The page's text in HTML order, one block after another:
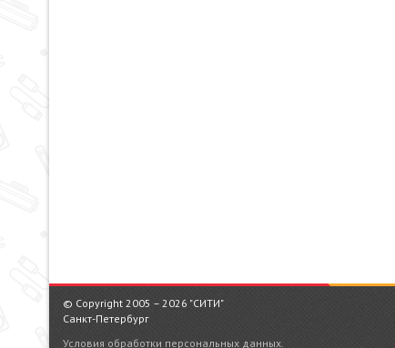
© Copyright 2005 – 2026 "СИТИ"
Санкт-Петербург
Условия обработки персональных данных.